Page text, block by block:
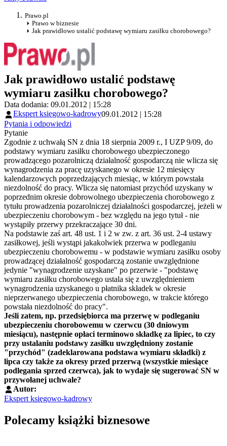
Prawo.pl
Prawo w biznesie
Jak prawidłowo ustalić podstawę wymiaru zasiłku chorobowego?
Jak prawidłowo ustalić podstawę
wymiaru zasiłku chorobowego?
Data dodania: 09.01.2012 | 15:28
Ekspert księgowo-kadrowy09.01.2012 | 15:28
Pytania i odpowiedzi
Pytanie
Zgodnie z uchwałą SN z dnia 18 sierpnia 2009 r., I UZP 9/09, do
podstawy wymiaru zasiłku chorobowego ubezpieczonego
prowadzącego pozarolniczą działalność gospodarczą nie wlicza się
wynagrodzenia za pracę uzyskanego w okresie 12 miesięcy
kalendarzowych poprzedzających miesiąc, w którym powstała
niezdolność do pracy. Wlicza się natomiast przychód uzyskany w
poprzednim okresie dobrowolnego ubezpieczenia chorobowego z
tytułu prowadzenia pozarolniczej działalności gospodarczej, jeżeli w
ubezpieczeniu chorobowym - bez względu na jego tytuł - nie
wystąpiły przerwy przekraczające 30 dni.
Na podstawie zaś art. 48 ust. 1 i 2 w zw. z art. 36 ust. 2-4 ustawy
zasiłkowej, jeśli wystąpi jakakolwiek przerwa w podleganiu
ubezpieczeniu chorobowemu - w podstawie wymiaru zasiłku osoby
prowadzącej działalność gospodarczą zostanie uwzględnione
jedynie "wynagrodzenie uzyskane" po przerwie - "podstawę
wymiaru zasiłku chorobowego ustala się z uwzględnieniem
wynagrodzenia uzyskanego u płatnika składek w okresie
nieprzerwanego ubezpieczenia chorobowego, w trakcie którego
powstała niezdolność do pracy".
Jeśli zatem, np. przedsiębiorca ma przerwę w podleganiu
ubezpieczeniu chorobowemu w czerwcu (30 dniowym
miesiącu), następnie opłaci terminowo składkę za lipiec, to czy
przy ustalaniu podstawy zasiłku uwzględniony zostanie
"przychód" (zadeklarowana podstawa wymiaru składki) z
lipca czy także za okresy przed przerwą (wszystkie miesiące
podlegania sprzed czerwca), jak to wydaje się sugerować SN w
przywołanej uchwale?
Autor:
Ekspert księgowo-kadrowy
Polecamy książki biznesowe